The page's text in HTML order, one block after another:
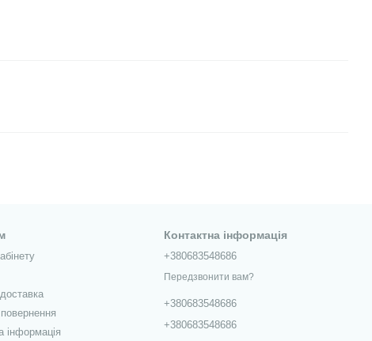
інформація
Контактна інформація
+380683548686
Передзвонити вам?
+380683548686
+380683548686